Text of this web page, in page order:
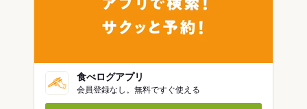
食べログアプリ
会員登録なし。無料ですぐ使える